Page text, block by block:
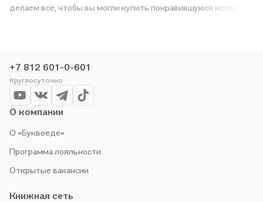
делаем всё, чтобы вы могли купить понравившуюся историю
+7 812 601-0-601
Круглосуточно
О компании
О «Буквоеде»
Программа лояльности
Открытые вакансии
Книжная сеть